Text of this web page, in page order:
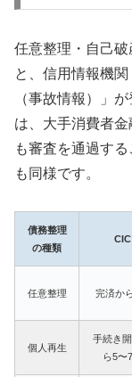
任意整理・自己
と、信用情報機
（事故情報）」
は、大手消費者
も審査を通過す
も同様です。
債務整理
の種類
CIC
任意整理 完済か
個人再生
手続き
ら5〜